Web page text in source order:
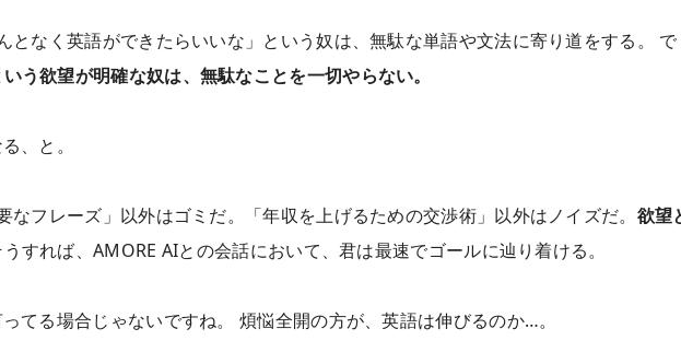
となく英語ができたらいいな」という奴は、無駄な単語や文法に寄り道をする。 で
う欲望が明確な奴は、無駄なことを一切やらない。
、と。
なフレーズ」以外はゴミだ。「年収を上げるための交渉術」以外はノイズだ。 欲望
うすれば、AMORE AIとの会話において、君は最速でゴールに辿り着ける。
てる場合じゃないですね。 煩悩全開の方が、英語は伸びるのか…。